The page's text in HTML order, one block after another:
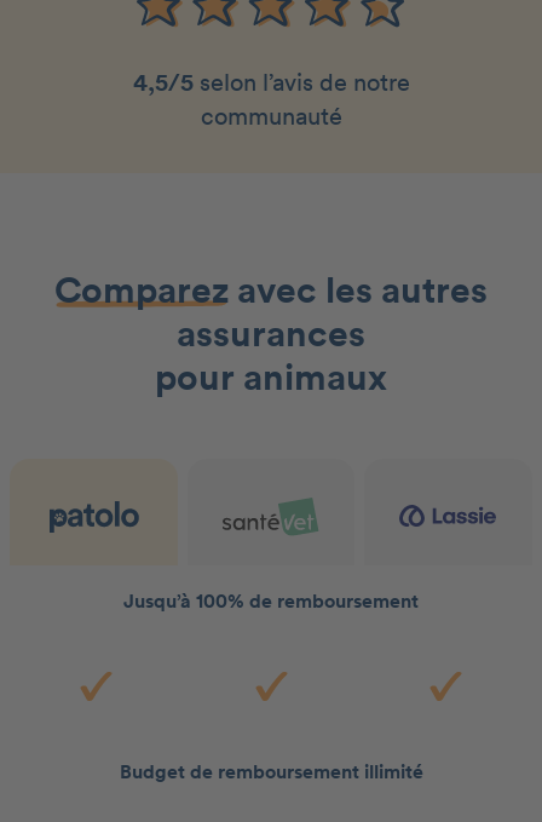
4,5/5selon l’avis de notre
communauté
Comparez avec les autres
assurances
pour animaux
Jusqu’à 100% de remboursement
Budget de remboursement illimité